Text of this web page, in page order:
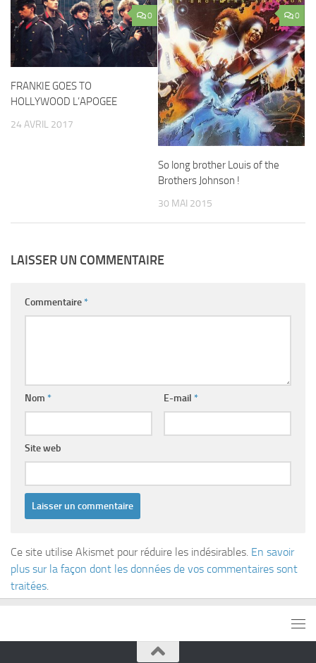
0
FRANKIE GOES TO
HOLLYWOOD L’APOGEE
24 AVRIL 2017
0
So long brother Louis of the
Brothers Johnson !
30 MAI 2015
LAISSER UN COMMENTAIRE
Commentaire*
Nom * E-mail *
Site web
Ce site utilise Akismet pour réduire les indésirables. En savoir
plus sur la façon dont les données de vos commentaires sont
traitées